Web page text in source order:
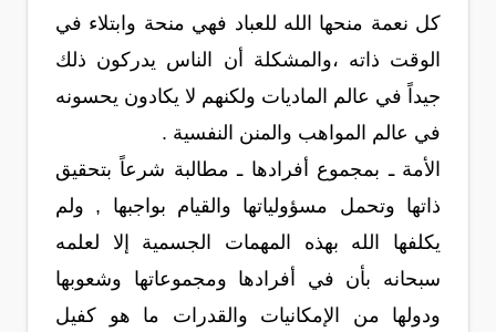
كل نعمة منحها الله للعباد فهي منحة وابتلاء في
الوقت ذاته ،والمشكلة أن الناس يدركون ذلك
جيداً في عالم الماديات ولكنهم لا يكادون يحسونه
في عالم المواهب والمنن النفسية .
الأمة ـ بمجموع أفرادها ـ مطالبة شرعاً بتحقيق
ذاتها وتحمل مسؤولياتها والقيام بواجبها , ولم
يكلفها الله بهذه المهمات الجسمية إلا لعلمه
سبحانه بأن في أفرادها ومجموعاتها وشعوبها
ودولها من الإمكانيات والقدرات ما هو كفيل